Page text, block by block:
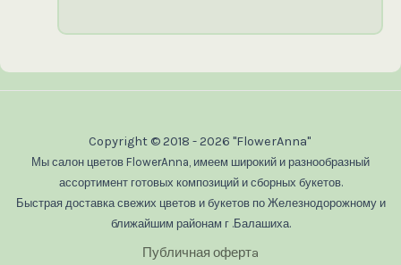
Copyright © 2018 - 2026 "FlowerAnna"
Мы салон цветов FlowerAnna, имеем широкий и разнообразный
ассортимент готовых композиций и сборных букетов.
Быстрая доставка свежих цветов и букетов по Железнодорожному и
ближайшим районам г .Балашиха.
Публичная офертa